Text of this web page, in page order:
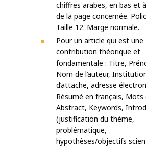
chiffres arabes, en bas et
de la page concernée.
Taille 12. Marge normale.
Pour un article qui est une
contribution théorique et
fondamentale : Titre,
Nom de l’auteur,
d’attache, adresse
Résumé en français, Mots
Abstract, Keywords,
(justification du thème,
problématique,
hypothèses/objectifs